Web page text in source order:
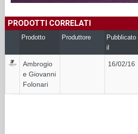
PRODOTTI CORRELATI
Prodotto Produttore
Pubblicato
il
Ambrogio
e Giovanni
Folonari
16/02/16